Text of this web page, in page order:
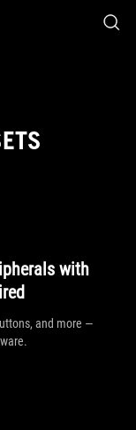
with
and more —